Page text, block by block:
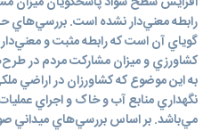
رابطه معني‌دار نشده است. بررسي‌هاي
گوياي آن است که رابطه مثبت و
کشاورزي و ميزان مشارکت مردم در
به اين موضوع که کشاورزان در اراضي
نگهداري منابع آب و خاک و اجراي عمليات
مي‌باشد. بر اساس بررسي‌هاي ميداني